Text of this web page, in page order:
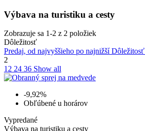
Výbava na turistiku a cesty
Zobrazuje sa 1-2 z 2 položiek
Dôležitosť
Predaj, od najvyššieho po najnižšíDôležitosť
2
12 24 36 Show all
-9,92%
Obľúbené u horárov
Vypredané
Výbava na turistiku a cesty